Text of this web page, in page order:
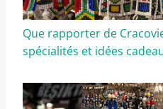
Que rapporter de
spécialités et idées